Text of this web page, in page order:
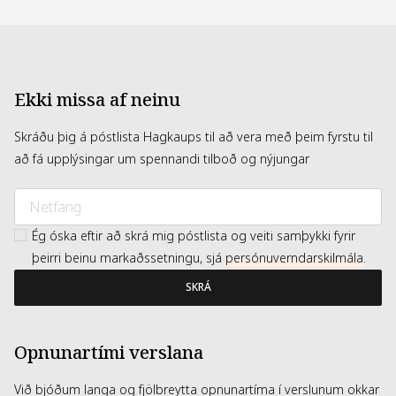
Ekki missa af neinu
Skráðu þig á póstlista Hagkaups til að vera með þeim fyrstu til
að fá upplýsingar um spennandi tilboð og nýjungar
Ég óska eftir að skrá mig póstlista og veiti samþykki fyrir
þeirri beinu markaðssetningu, sjá persónuverndarskilmála.
SKRÁ
Opnunartími verslana
Við bjóðum langa og fjölbreytta opnunartíma í verslunum okkar